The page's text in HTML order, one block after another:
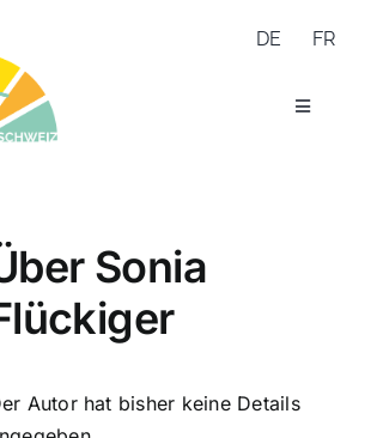
DE FR
Toggle
Sonia
Autor hat bisher keine Details